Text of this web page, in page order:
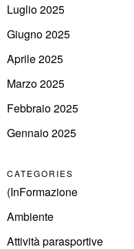
Luglio 2025
Giugno 2025
Aprile 2025
Marzo 2025
Febbraio 2025
Gennaio 2025
CATEGORIES
(InFormazione
Ambiente
Attività parasportive